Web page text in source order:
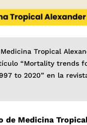
Tropical
“Mortality trends
to 2020” en la
de Medicina